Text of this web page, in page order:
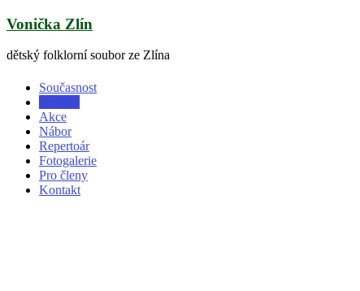
Skip
content
Vonička Zlín
dětský folklorní soubor ze Zlína
Současnost
Akce
Nábor
Repertoár
Fotogalerie
Pro členy
Kontakt